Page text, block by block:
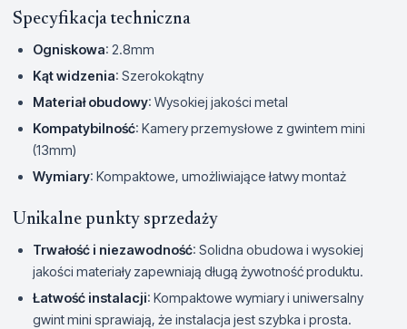
Specyfikacja techniczna
Ogniskowa: 2.8mm
Kąt widzenia: Szerokokątny
Materiał obudowy: Wysokiej jakości metal
Kompatybilność: Kamery przemysłowe z gwintem mini
(13mm)
Wymiary: Kompaktowe, umożliwiające łatwy montaż
Unikalne punkty sprzedaży
Trwałość i niezawodność: Solidna obudowa i wysokiej
jakości materiały zapewniają długą żywotność produktu.
Łatwość instalacji: Kompaktowe wymiary i uniwersalny
gwint mini sprawiają, że instalacja jest szybka i prosta.